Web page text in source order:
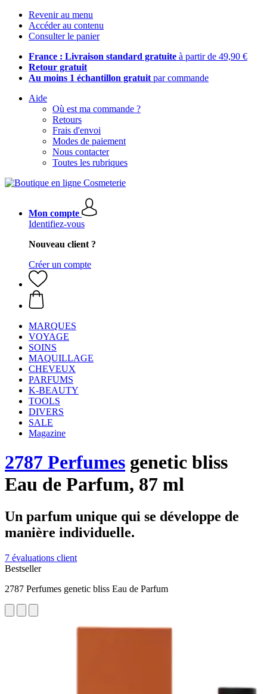
Revenir au menu
Accéder au contenu
Consulter le panier
France : Livraison standard gratuite à partir de 49,90 €
Retour gratuit
Au moins 1 échantillon gratuit par commande
Aide
Où est ma commande ?
Retours
Frais d'envoi
Modes de paiement
Nous contacter
Toutes les rubriques
Mon compte
Identifiez-vous
Nouveau client ?
Créer un compte
MARQUES
VOYAGE
SOINS
MAQUILLAGE
CHEVEUX
PARFUMS
K-BEAUTY
TOOLS
DIVERS
SALE
Magazine
2787 Perfumes genetic bliss
Eau de Parfum, 87 ml
Un parfum unique qui se développe de
manière individuelle.
7 évaluations client
Bestseller
2787 Perfumes genetic bliss Eau de Parfum